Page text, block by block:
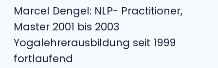
Marcel Dengel: NLP- Practitioner,
Master 2001 bis 2003
Yogalehrerausbildung seit 1999
fortlaufend